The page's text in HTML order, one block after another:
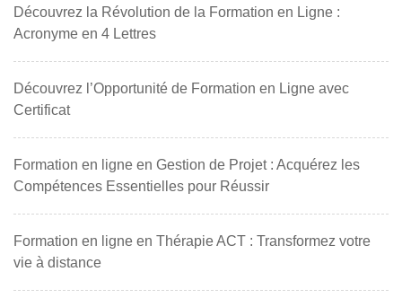
Découvrez la Révolution de la Formation en Ligne :
Acronyme en 4 Lettres
Découvrez l’Opportunité de Formation en Ligne avec
Certificat
Formation en ligne en Gestion de Projet : Acquérez les
Compétences Essentielles pour Réussir
Formation en ligne en Thérapie ACT : Transformez votre
vie à distance